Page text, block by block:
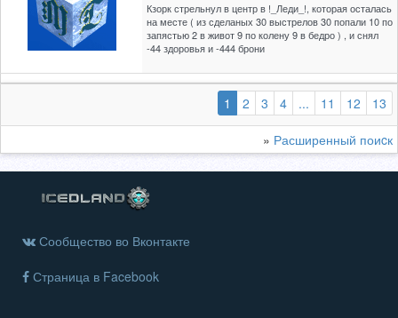
Кзорк стрельнул в центр в !_Леди_!, которая осталась
на месте ( из сделаных 30 выстрелов 30 попали 10 по
запястью 2 в живот 9 по колену 9 в бедро ) , и снял
-44 здоровья и -444 брони
1 (выбранная)
2 3 4 ... 11 12 13
» Расширенный поиcк
Сообщество во Вконтакте
Страница в Facebook